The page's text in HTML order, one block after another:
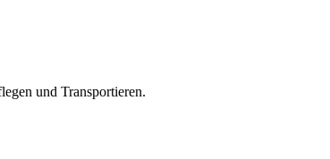
und Transportieren.